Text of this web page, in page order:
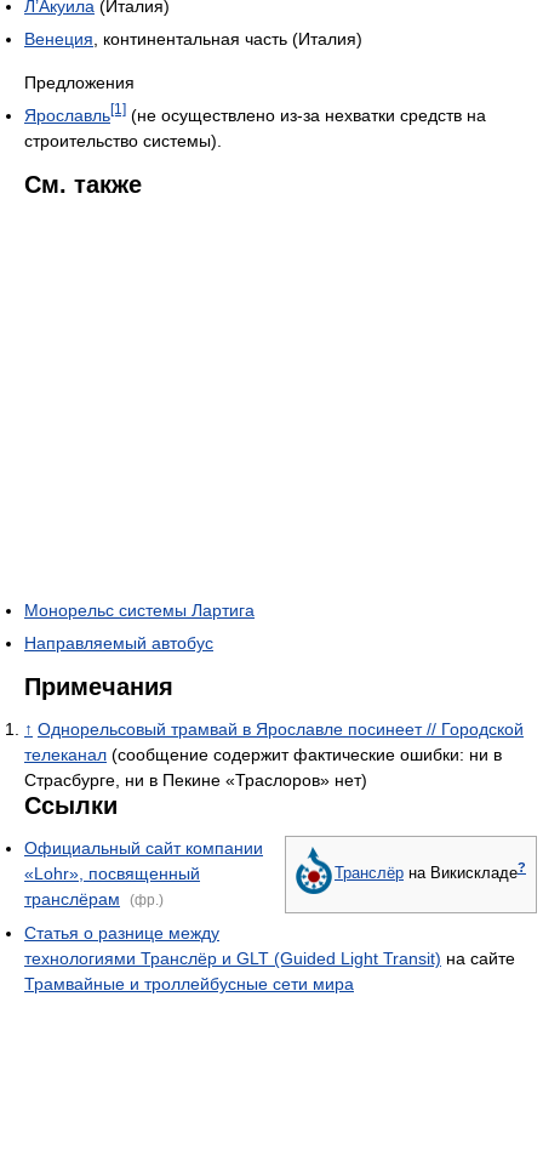
Л’Акуила (Италия)
Венеция , континентальная часть (Италия)
Предложения
Ярославль[1] (не осуществлено из-за нехватки средств на
строительство системы).
См. также
Монорельс системы Лартига
Направляемый автобус
Примечания
↑ Однорельсовый трамвай в Ярославле посинеет // Городской
телеканал (сообщение содержит фактические ошибки: ни в
Страсбурге, ни в Пекине «Траслоров» нет)
Ссылки
Транслёр на Викискладе?
Официальный сайт компании
«Lohr», посвященный
транслёрам
(фр.)
Статья о разнице между
технологиями Транслёр и GLT (Guided Light Transit) на сайте
Трамвайные и троллейбусные сети мира